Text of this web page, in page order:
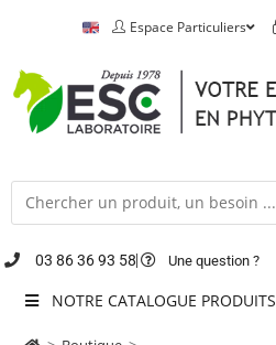
Espace Particuliers
03 86 36 93 58 Une question ?
NOTRE CATALOGUE PRODUITS